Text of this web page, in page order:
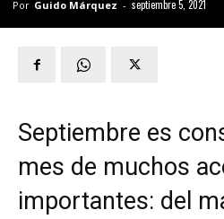
Por Guido Márquez - septiembre 5, 2021
Septiembre es
mes de muchos
importantes: del